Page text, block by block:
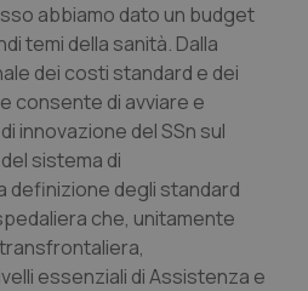
abbiamo dato un budget
temi della sanità. Dalla
dei costi standard e dei
consente di avviare e
innovazione del SSn sul
sistema di
definizione degli standard
che, unitamente
essenziali di Assistenza e